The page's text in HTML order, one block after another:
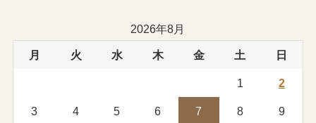
ー
2026年8月
月 火 水 木 金 土 日
1 2
3 4 5 6 7 8 9